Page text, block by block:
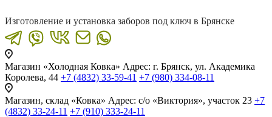
Изготовление и установка заборов под ключ в Брянске
Магазин «Холодная Ковка» Адрес: г. Брянск, ул. Академика
Королева, 44 +7 (4832) 33-59-41 +7 (980) 334-08-11
Магазин, склад «Ковка» Адрес: с/о «Виктория», участок 23 +7
(4832) 33-24-11 +7 (910) 333-24-11